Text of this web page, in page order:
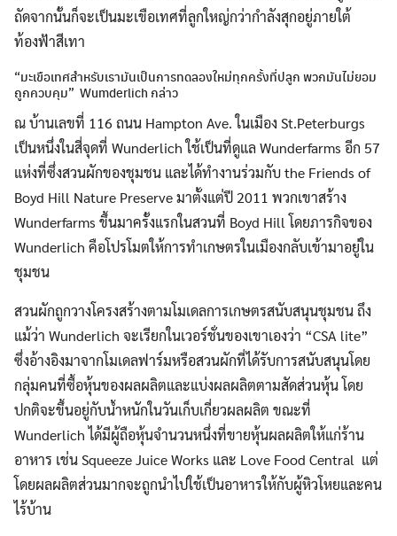
ถัดจากนั้นก็จะเป็นมะเขือเทศที่ลูกใหญ่กว่ากำลังสุกอยู่ภายใต้
ท้องฟ้าสีเทา
“มะเขือเทศสำหรับเรามันเป็นการทดลองใหม่ทุกครั้งที่ปลูก พวกมันไม่ยอม
ถูกควบคุม” Wumderlich กล่าว
ณ บ้านเลขที่ 116 ถนน Hampton Ave. ในเมือง St.Peterburgs
เป็นหนึ่งในสี่จุดที่ Wunderlich ใช้เป็นที่ดูแล Wunderfarms อีก 57
แห่งที่ซึ่งสวนผักของชุมชน และได้ทำงานร่วมกับ the Friends of
Boyd Hill Nature Preserve มาตั้งแต่ปี 2011 พวกเขาสร้าง
Wunderfarms ขึ้นมาครั้งแรกในสวนที่ Boyd Hill โดยภารกิจของ
Wunderlich คือโปรโมตให้การทำเกษตรในเมืองกลับเข้ามาอยู่ใน
ชุมชน
สวนผักถูกวางโครงสร้างตามโมเดลการเกษตรสนับสนุนชุมชน ถึง
แม้ว่า Wunderlich จะเรียกในเวอร์ชั่นของเขาเองว่า “CSA lite”
ซึ่งอ้างอิงมาจากโมเดลฟาร์มหรือสวนผักที่ได้รับการสนับสนุนโดย
กลุ่มคนที่ซื้อหุ้นของผลผลิตและแบ่งผลผลิตตามสัดส่วนหุ้น โดย
ปกติจะขึ้นอยู่กับน้ำหนักในวันเก็บเกี่ยวผลผลิต ขณะที่
Wunderlich ได้มีผู้ถือหุ้นจำนวนหนึ่งที่ขายหุ้นผลผลิตให้แก่ร้าน
อาหาร เช่น Squeeze Juice Works และ Love Food Central แต่
โดยผลผลิตส่วนมากจะถูกนำไปใช้เป็นอาหารให้กับผู้หิวโหยและคน
ไร้บ้าน